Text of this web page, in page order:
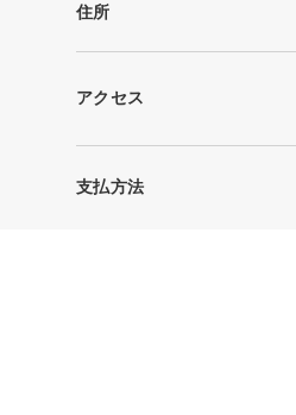
住所
アクセス
支払方法